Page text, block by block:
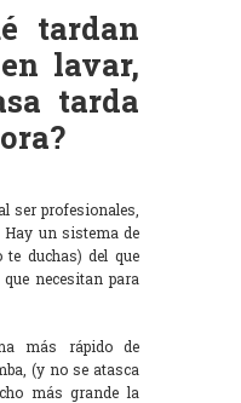
tardan
lavar,
tarda
ser profesionales,
Hay un sistema de
te duchas) del que
necesitan para
más rápido de
(y no se atasca
más grande la